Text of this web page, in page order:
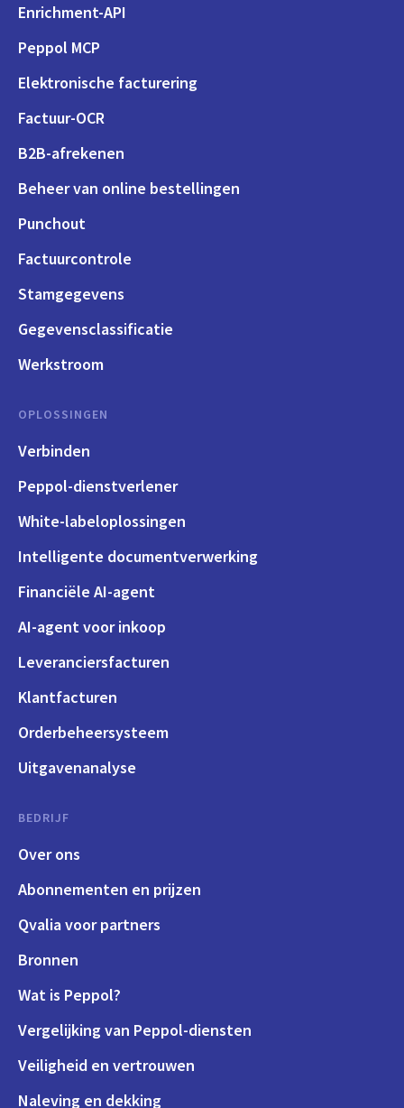
Enrichment-API
Peppol MCP
Elektronische facturering
Factuur-OCR
B2B-afrekenen
Beheer van online bestellingen
Punchout
Factuurcontrole
Stamgegevens
Gegevensclassificatie
Werkstroom
OPLOSSINGEN
Verbinden
Peppol-dienstverlener
White-labeloplossingen
Intelligente documentverwerking
Financiële AI-agent
AI-agent voor inkoop
Leveranciersfacturen
Klantfacturen
Orderbeheersysteem
Uitgavenanalyse
BEDRIJF
Over ons
Abonnementen en prijzen
Qvalia voor partners
Bronnen
Wat is Peppol?
Vergelijking van Peppol-diensten
Veiligheid en vertrouwen
Naleving en dekking